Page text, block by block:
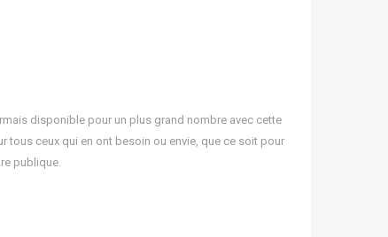
disponible pour un plus grand nombre avec cette
ceux qui en ont besoin ou envie, que ce soit pour
publique.